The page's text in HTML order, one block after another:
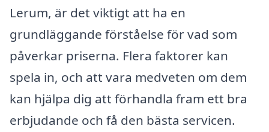
Lerum, är det viktigt att ha en
grundläggande förståelse för vad som
påverkar priserna. Flera faktorer kan
spela in, och att vara medveten om dem
kan hjälpa dig att förhandla fram ett bra
erbjudande och få den bästa servicen.